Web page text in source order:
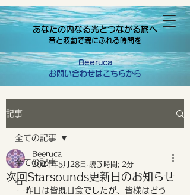
あなたの内なる光とつながる旅へ
音と波動で魂にふれる時間を
Beeruca
お問い合わせはこちらから
記事
全ての記事
石
全ての記事
次回Starsounds更新日のお知らせ
Beeruca
2021年5月28日 読了時間: 2分
一昨日は皆既日食でしたが、皆様はどう